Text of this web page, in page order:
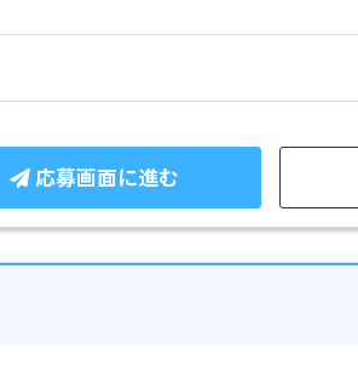
応募画面に進む